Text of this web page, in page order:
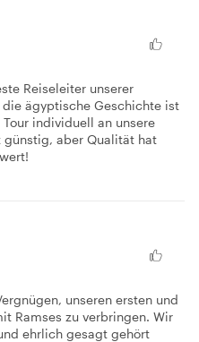
Reiseleiter unserer
ägyptische Geschichte ist
individuell an unsere
günstig, aber Qualität hat
unseren ersten und
Ramses zu verbringen. Wir
ehrlich gesagt gehört